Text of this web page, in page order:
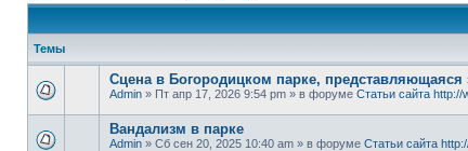
Темы
Сцена в Богородицком парке,
Admin » Пт апр 17, 2026 9:54 pm » в форуме Статьи сайта http://
Вандализм в парке
Admin » Сб сен 20, 2025 10:40 am » в форуме Статьи сайта